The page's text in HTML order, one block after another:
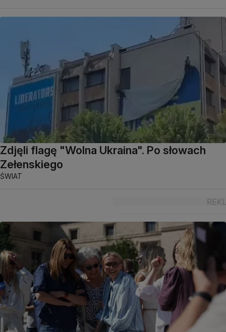
Zdjęli flagę "Wolna Ukraina". Po słowach
Zełenskiego
ŚWIAT